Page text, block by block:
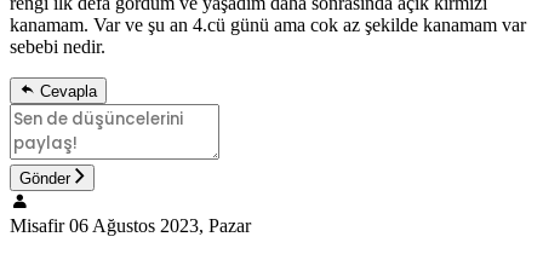
kanamam. Var ve şu an 4.cü günü ama cok az şekilde kanamam var
sebebi nedir.
Cevapla
Gönder
Misafir 06 Ağustos 2023, Pazar